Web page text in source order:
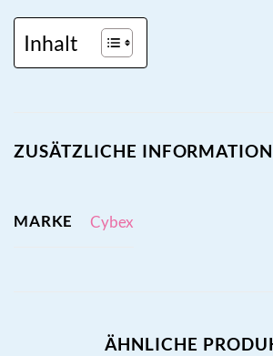
Inhalt
ZUSÄTZLICHE
MARKE Cybex
ÄHNLICHE